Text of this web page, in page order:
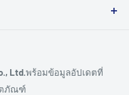
Ltd. พร้อมข้อมูลอัปเดตที่
ตภัณฑ์